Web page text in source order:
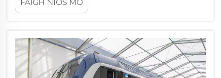
infrastruchtúr iarnróidh ar chumas agus
feidhmíocht na jointóirí insilíochta iarnróidh
éifeachtúla. Tá sé seo i measc na
gcomhpháirtí is tábhachtaí...
FAIGH NÍOS MÓ